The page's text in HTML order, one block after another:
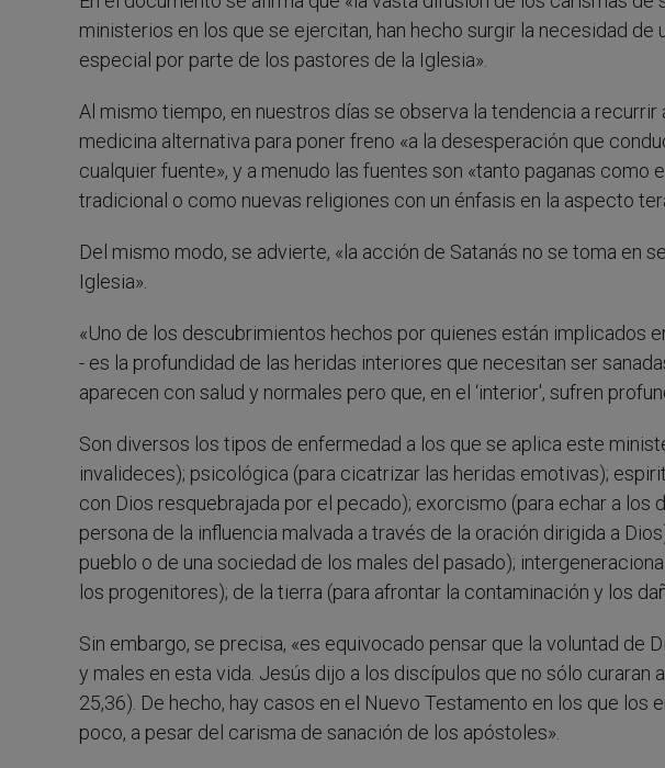
ministerios en los que se ejercitan, han hecho surgir la necesidad
especial por parte de los pastores de la Iglesia».
Al mismo tiempo, en nuestros días se observa la tendencia a
medicina alternativa para poner freno «a la desesperación que
cualquier fuente», y a menudo las fuentes son «tanto paganas
tradicional o como nuevas religiones con un énfasis en la aspecto
Del mismo modo, se advierte, «la acción de Satanás no se toma en
Iglesia».
«Uno de los descubrimientos hechos por quienes están implicados
- es la profundidad de las heridas interiores que necesitan ser
aparecen con salud y normales pero que, en el ‘interior', sufren
Son diversos los tipos de enfermedad a los que se aplica este
invalideces); psicológica (para cicatrizar las heridas emotivas);
con Dios resquebrajada por el pecado); exorcismo (para echar a los
persona de la influencia malvada a través de la oración dirigida a
pueblo o de una sociedad de los males del pasado);
los progenitores); de la tierra (para afrontar la contaminación y los
Sin embargo, se precisa, «es equivocado pensar que la voluntad de
y males en esta vida. Jesús dijo a los discípulos que no sólo curaran
25,36). De hecho, hay casos en el Nuevo Testamento en los que los
poco, a pesar del carisma de sanación de los apóstoles».